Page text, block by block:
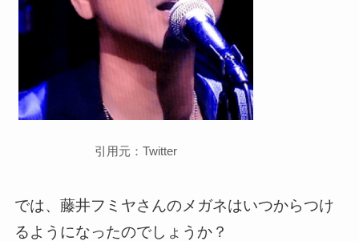
引用元：Twitter
では、藤井フミヤさんのメガネはいつからつけ
るようになったのでしょうか？